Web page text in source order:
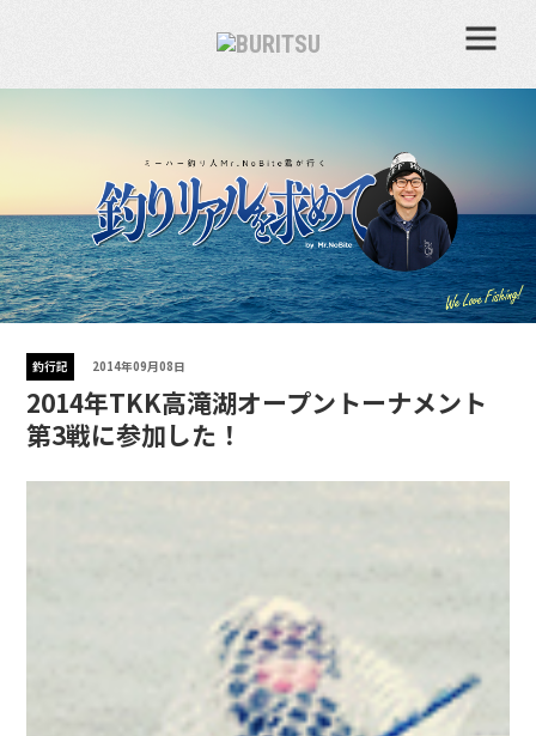
釣行記 2014年09月08日
2014年TKK高滝湖オープントーナメント
第3戦に参加した！